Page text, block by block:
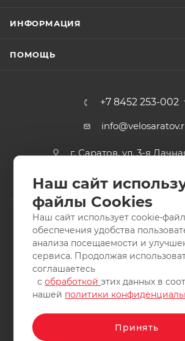
ИНФОРМАЦИЯ
ПОМОЩЬ
+7 8452 253-002
г. Саратов, ул. 3-я
2011-2026 © интернет-магазин
ВелоСаратов. Не является публичной
защищены. Заимствование
запрещено.
Наш сайт
файлы Cookies
Наш сайт использует cookie-
обеспечения удобства
анализа посещаемости и
сервиса. Продолжая
соглашаетесь
собработкойэтих данных в
нашей политики
Принять